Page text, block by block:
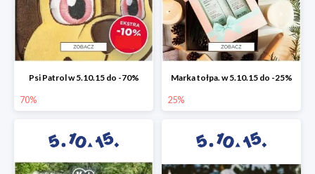
Psi Patrol w 5.10.15 do -70%
70%
Marka tołpa. w 5.10.15 do -25%
25%